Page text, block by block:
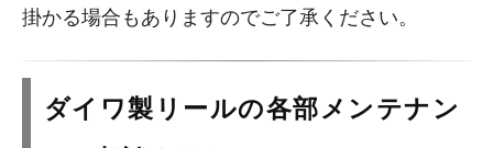
掛かる場合もありますのでご了承ください。
ダイワ製リールの各部メンテナン